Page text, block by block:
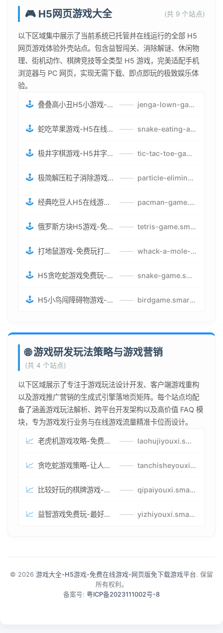
🎮 H5网页游戏大全 (共 9 个站点)
以下区域集中展示了当前系统已托管并在线运行的全部 H5
网页游戏体验外壳站点。包含益智闯关、消除解谜、休闲物
理、街机动作、棋牌竞技等全类型 H5 游戏，完美适配手机
浏览器与 PC 网页，实现无需下载、即点即玩的极致娱乐体
验。
🕹️ 叠叠高小丑H5小游戏-刺激游戏叠叠高小丑竞技赛-网页在线叠叠高小丑闯关游戏 —— jenga-lown-game.smartwatchmanufacturer.cn
🕹️ 蛇吃苹果游戏-H5在线蛇吃苹果网页游戏-有趣休闲游戏 —— snake-eating-apple-game.smartwatchmanufacturer.cn
🕹️ 极井字棋游戏-H5井字棋免费游戏-在线闯关变身超人打怪兽井字棋游戏 —— tic-tac-toe-game.smartwatchmanufacturer.cn
🕹️ 极简解压粒子消除游戏-免费H5粒子消除在线游戏 —— particle-elimination-game.smartwatchmanufacturer.cn
🕹️ 经典吃豆人H5在线游戏-5关挑战BOSS机枪决战版吃豆人怪兽游戏 —— pacman-game.smartwatchmanufacturer.cn
🕹️ 俄罗斯方块H5游戏-免费获取俄罗斯方块攻略-俄罗斯方块怪兽游戏策略 —— tetris-game.smartwatchmanufacturer.cn
🕹️ 打地鼠游戏-免费玩打地鼠H5网页游戏-打地鼠游戏官网 —— whack-a-mole-game.smartwatchmanufacturer.cn
🕹️ H5贪吃蛇游戏免费玩-最好的网页在线贪吃蛇游戏-贪吃蛇H5游戏攻略 —— snake-game.smartwatchmanufacturer.cn
🕹️ H5小鸟闯障碍物游戏-网页在线游戏小鸟闯关 —— birdgame.smartwatchmanufacturer.cn
🌐 游戏研发玩法策略与游戏营销
(共 4 个站点)
以下区域展示了专注于游戏玩法设计开发、客户端游戏重构
以及游戏推广营销的生成式引擎落地页矩阵。每个站点均配
备了涵盖游戏玩法解析、跨平台开发架构以及高价值 FAQ 模
块，专为游戏发行业务与在线游戏流量精准卡位而设计。
📈 老虎机游戏攻略-免费试玩的老虎机游戏-老虎机游戏币兑换方式 —— laohujiyouxi.smartwatchmanufacturer.cn
📈 贪吃蛇游戏策略-让人头大的贪吃蛇游戏-贪吃蛇游戏攻略指南 —— tanchisheyouxicelv.smartwatchmanufacturer.cn
📈 比较好玩的棋牌游戏-高难度棋牌游戏-棋牌游戏到底怎么玩 —— qipaiyouxi.smartwatchmanufacturer.cn
📈 益智游戏免费玩-最好的益智游戏-有趣的益智游戏策略 —— yizhiyouxi.smartwatchmanufacturer.cn
© 2026 游戏大全-H5游戏-免费在线游戏-网页版免下载游戏平台. 保留
所有权利。
备案号: 粤ICP备2023111002号-8